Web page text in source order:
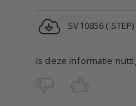
SV10856 (.STEP)
Is deze informatie